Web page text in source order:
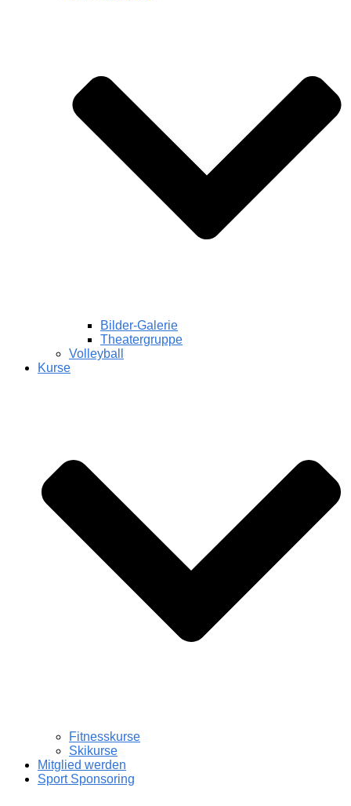
Bilder-Galerie
Theatergruppe
Volleyball
Kurse
Fitnesskurse
Skikurse
Mitglied werden
Sport Sponsoring